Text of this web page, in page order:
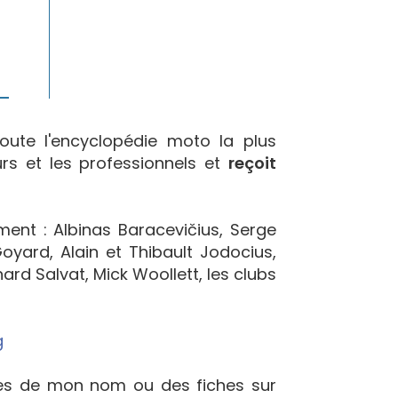
l'encyclopédie moto la plus
et les professionnels et reçoit
: Albinas Baracevičius, Serge
Alain et Thibault Jodocius,
Salvat, Mick Woollett, les clubs
de mon nom ou des fiches sur